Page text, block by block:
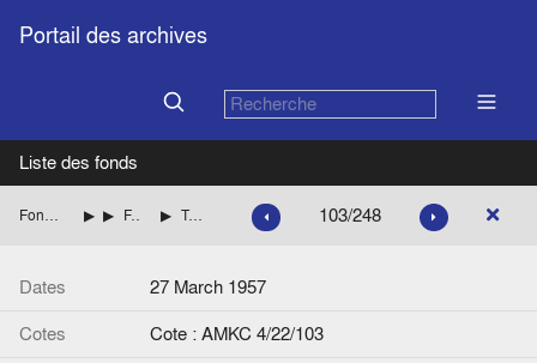
Portail des archives
Liste des fonds
Fonds Jean Monnet : Comité d'action, correspondance ITALIE
FANFANI Amintore (Démocratie chrétienne italienne) Télégramme de Jean Monnet à A. Fanfani et G. Malagodi []. 103/248
Dates
27 March 1957
Cotes
Cote : AMKC 4/22/103